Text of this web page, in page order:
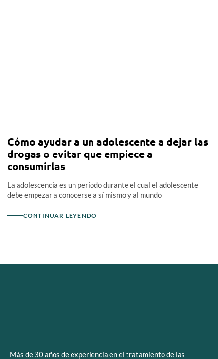
Cómo ayudar a un adolescente a dejar las
drogas o evitar que empiece a
consumirlas
La adolescencia es un período durante el cual el adolescente
debe empezar a conocerse a sí mismo y al mundo
CONTINUAR LEYENDO
Más de 30 años de experiencia en el tratamiento de las